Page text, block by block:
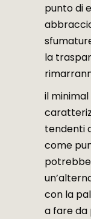
punto di
la
il
tendenti
come
con la
a fare da